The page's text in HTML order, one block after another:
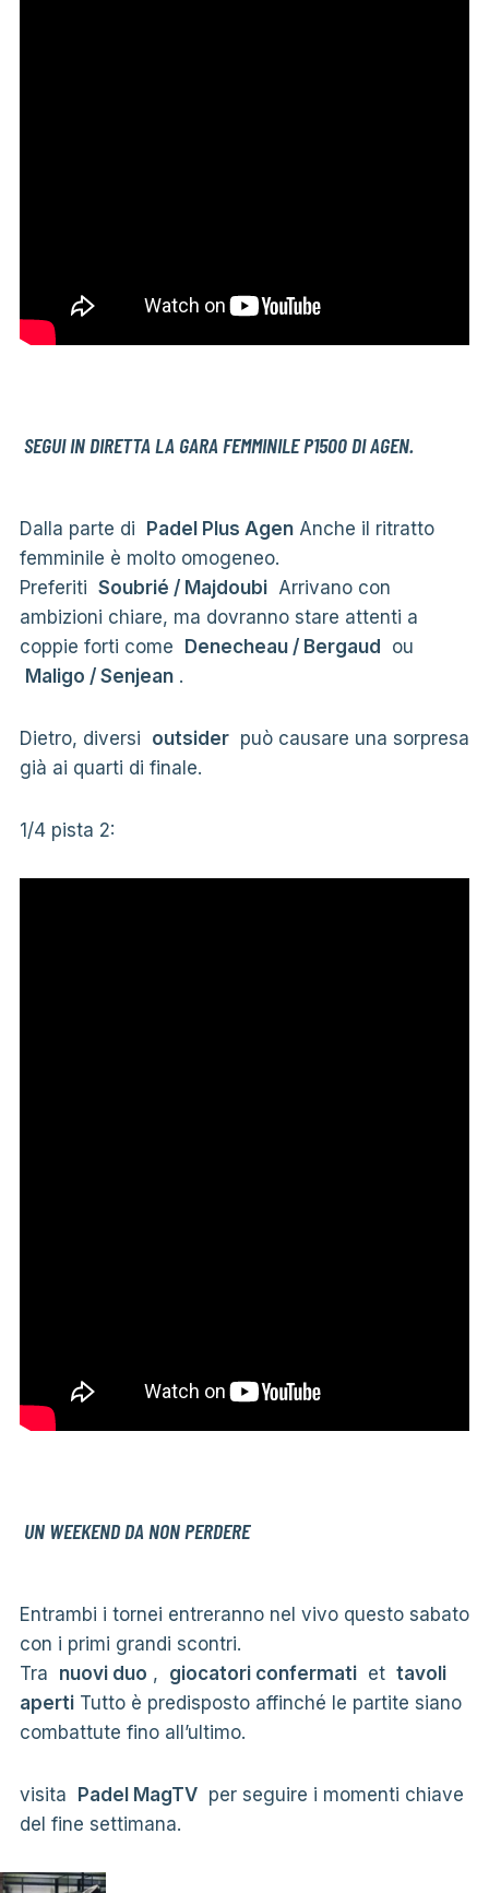
SEGUI IN DIRETTA LA GARA FEMMINILE P1500 DI AGEN.
Dalla parte di Padel Plus AgenAnche il ritratto
femminile è molto omogeneo.
Preferiti Soubrié / MajdoubiArrivano con
ambizioni chiare, ma dovranno stare attenti a
coppie forti come Denecheau / Bergaud ou
Maligo / Senjean.
Dietro, diversi outsiderpuò causare una sorpresa
già ai quarti di finale.
1/4 pista 2:
UN WEEKEND DA NON PERDERE
Entrambi i tornei entreranno nel vivo questo sabato
con i primi grandi scontri.
Tra nuovi duo , giocatori confermatiet tavoli
apertiTutto è predisposto affinché le partite siano
combattute fino all’ultimo.
visita Padel MagTVper seguire i momenti chiave
del fine settimana.